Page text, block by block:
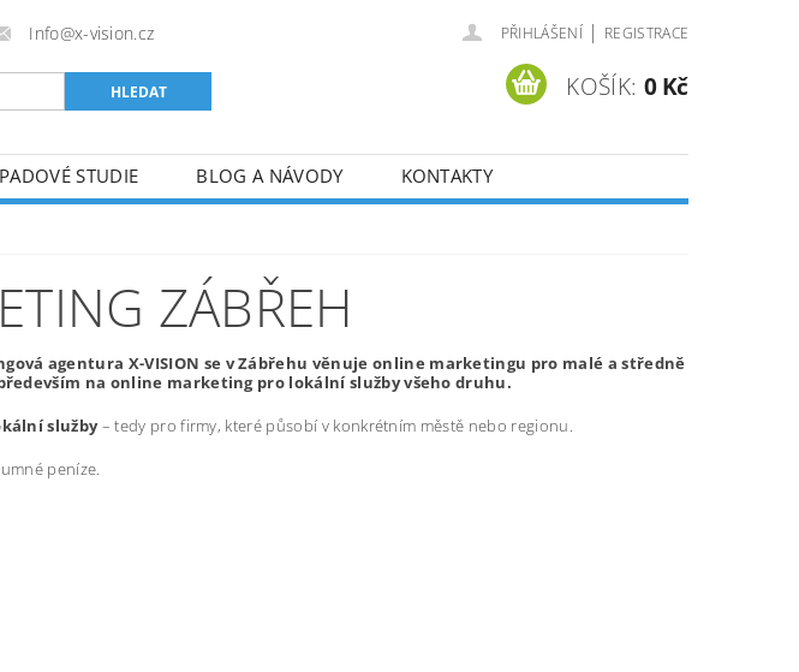
Info@x-vision.cz PŘIHLÁŠENÍ | REGISTRACE
KOŠÍK: 0 Kč
STUDIE BLOG A NÁVODY KONTAKTY
ZÁBŘEH
agentura X-VISION se v Zábřehu věnuje online marketingu pro malé a středně
na online marketing pro lokální služby všeho druhu.
služby– tedy pro firmy, které působí v konkrétním městě nebo regionu.
peníze.